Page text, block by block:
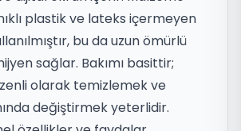
plastik ve lateks içermeyen
bu da uzun ömürlü
sağlar. Bakımı basittir;
olarak temizlemek ve
değiştirmek yeterlidir.